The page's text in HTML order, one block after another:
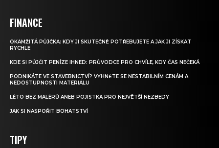
FINANCE
OKAMŽITÁ PŮJČKA: KDY JI SKUTEČNĚ POTŘEBUJETE A JAK JI ZÍSKAT
RYCHLE
KDE SI PŮJČIT PENÍZE IHNED: PRŮVODCE PRO CHVÍLE, KDY ČAS NEČEKÁ
PODNIKÁTE VE STAVEBNICTVÍ? VYHNĚTE SE NESTABILNÍM CENÁM A
NEDOSTUPNOSTI MATERIÁLU
LÉTO BEZ MALÉRŮ ANEB POJISTKA PRO NEJVĚTŠÍ NEZBEDY
JAK SI NASPOŘIT BOHATSTVÍ
TIPY